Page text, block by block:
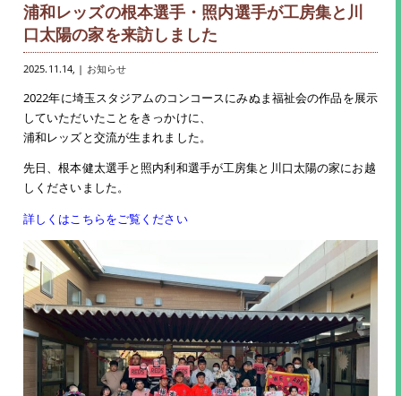
浦和レッズの根本選手・照内選手が工房集と川
口太陽の家を来訪しました
2025.11.14, | お知らせ
2022年に埼玉スタジアムのコンコースにみぬま福祉会の作品を展示
していただいたことをきっかけに、
浦和レッズと交流が生まれました。
先日、根本健太選手と照内利和選手が工房集と川口太陽の家にお越
しくださいました。
詳しくはこちらをご覧ください